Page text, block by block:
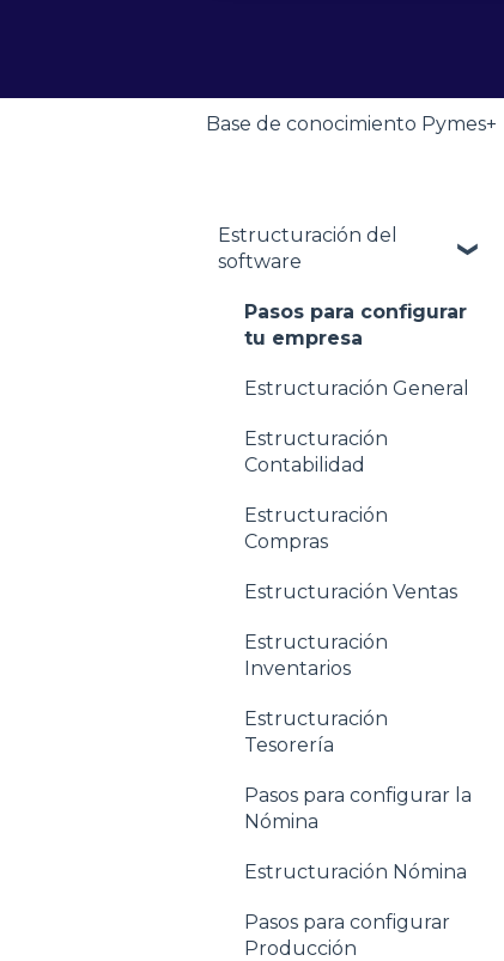
Base de conocimiento Pymes+
Estructuración del
software
Pasos para configurar
tu empresa
Estructuración General
Estructuración
Contabilidad
Estructuración
Compras
Estructuración Ventas
Estructuración
Inventarios
Estructuración
Tesorería
Pasos para configurar la
Nómina
Estructuración Nómina
Pasos para configurar
Producción